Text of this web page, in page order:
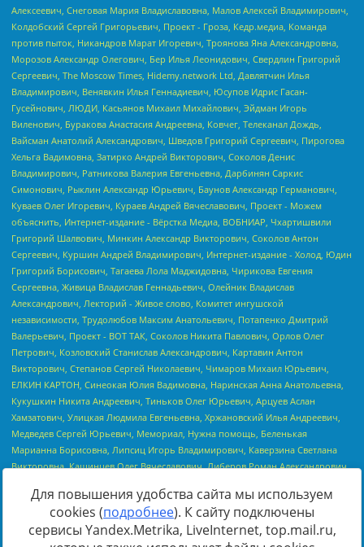
Источник:https://minjust.gov.ru/uploaded/files/reestr-
Для повышения удобства сайта мы используем
cookies (подробнее). К сайту подключены
сервисы Yandex.Metrika, LiveInternet, top.mail.ru,